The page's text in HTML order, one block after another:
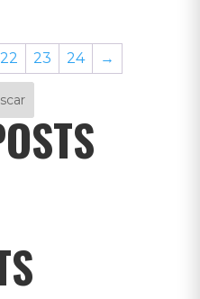
22 23 24 →